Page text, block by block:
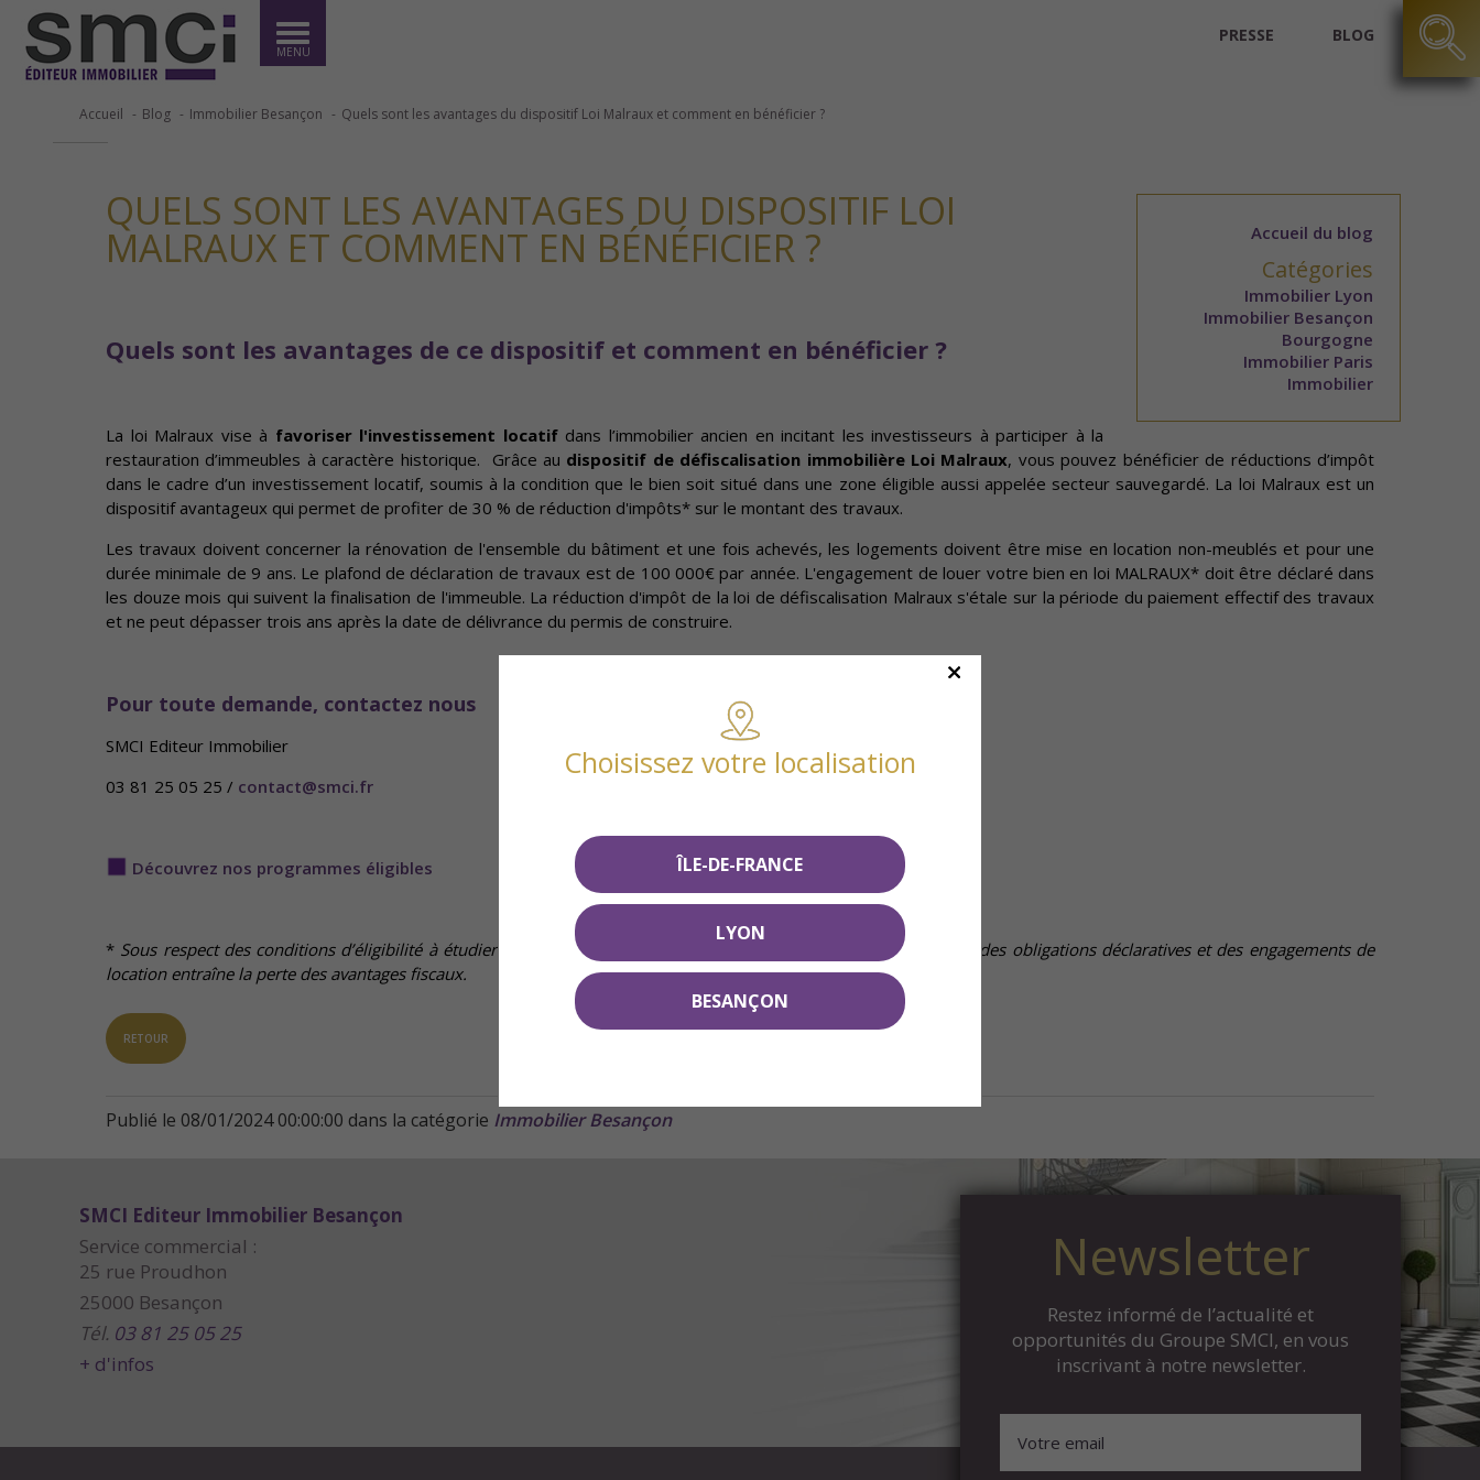
MENU
PRESSE BLOG
Accueil Blog Immobilier Besançon Quels sont les avantages du dispositif Loi Malraux et comment en bénéficier ?
Accueil du blog
Catégories
Immobilier Lyon
Immobilier Besançon
Bourgogne
Immobilier Paris
Immobilier
QUELS SONT LES AVANTAGES DU DISPOSITIF LOI
MALRAUX ET COMMENT EN BÉNÉFICIER ?
Quels sont les avantages de ce dispositif et comment en bénéficier ?
La loi Malraux vise à favoriser l'investissement locatif dans l’immobilier ancien en incitant les investisseurs à participer à la
restauration d’immeubles à caractère historique. Grâce au dispositif de défiscalisation immobilière Loi Malraux, vous pouvez bénéficier de réductions d’impôt
dans le cadre d’un investissement locatif, soumis à la condition que le bien soit situé dans une zone éligible aussi appelée secteur sauvegardé. La loi Malraux est un
dispositif avantageux qui permet de profiter de 30 % de réduction d'impôts* sur le montant des travaux.
Les travaux doivent concerner la rénovation de l'ensemble du bâtiment et une fois achevés, les logements doivent être mise en location non-meublés et pour une
durée minimale de 9 ans. Le plafond de déclaration de travaux est de 100 000€ par année. L'engagement de louer votre bien en loi MALRAUX* doit être déclaré dans
les douze mois qui suivent la finalisation de l'immeuble. La réduction d'impôt de la loi de défiscalisation Malraux s'étale sur la période du paiement effectif des travaux
et ne peut dépasser trois ans après la date de délivrance du permis de construire.
Pour toute demande, contactez nous
SMCI Editeur Immobilier
03 81 25 05 25 / contact@smci.fr
Découvrez nos programmes éligibles
* Sous respect des conditions d’éligibilité à étudier avec nos conseillers et pour l'année en cours. Le non-respect des obligations déclaratives et des engagements de
location entraîne la perte des avantages fiscaux.
RETOUR
Publié le 08/01/2024 00:00:00 dans la catégorie Immobilier Besançon
Choisissez votre localisation
ÎLE-DE-FRANCE
LYON
BESANÇON
SMCI Editeur Immobilier Besançon
Service commercial :
25 rue Proudhon
25000 Besançon
Tél. 03 81 25 05 25
+ d'infos
Newsletter
Restez informé de l’actualité et
opportunités du Groupe SMCI, en vous
inscrivant à notre newsletter.